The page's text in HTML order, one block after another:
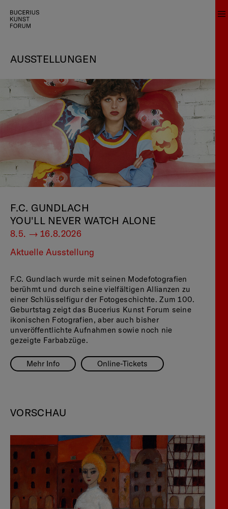
AUSSTELLUNGEN
F.C. GUNDLACH
YOU'LL NEVER WATCH ALONE
8.5. — 16.8.2026
Aktuelle Ausstellung
F.C. Gundlach wurde mit seinen Modefotografien
berühmt und durch seine vielfältigen Allianzen zu
einer Schlüsselfigur der Fotogeschichte. Zum 100.
Geburtstag zeigt das Bucerius Kunst Forum seine
ikonischen Fotografien, aber auch bisher
unveröffentlichte Aufnahmen sowie noch nie
gezeigte Farbabzüge.
Mehr Info Online-Tickets
VORSCHAU